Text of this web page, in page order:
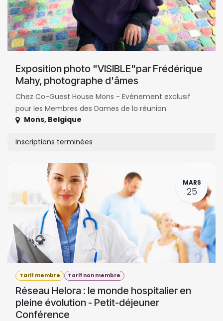
Exposition photo "VISIBLE"par Frédérique
Mahy, photographe d'âmes
Chez Co-Guest House Mons - Evénement exclusif
pour les Membres des Dames de la réunion.
Mons, Belgique
Inscriptions terminées
MARS
25
Tarif membre Tarif non membre
Réseau Helora : le monde hospitalier en
pleine évolution - Petit-déjeuner
Conférence